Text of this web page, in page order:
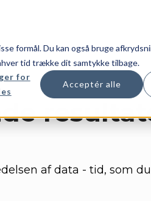
formål. Du kan også bruge
tid trække dit samtykke tilbage.
for
Acceptér alle
af data - tid, som